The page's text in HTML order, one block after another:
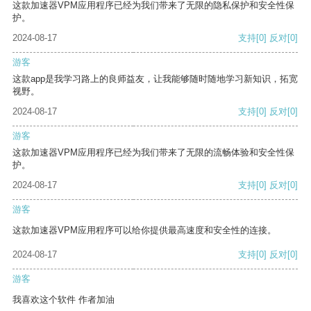
这款加速器VPM应用程序已经为我们带来了无限的隐私保护和安全性保
护。
2024-08-17
支持[0] 反对[0]
游客
这款app是我学习路上的良师益友，让我能够随时随地学习新知识，拓宽
视野。
2024-08-17
支持[0] 反对[0]
游客
这款加速器VPM应用程序已经为我们带来了无限的流畅体验和安全性保
护。
2024-08-17
支持[0] 反对[0]
游客
这款加速器VPM应用程序可以给你提供最高速度和安全性的连接。
2024-08-17 支持[0] 反对[0]
游客
我喜欢这个软件 作者加油